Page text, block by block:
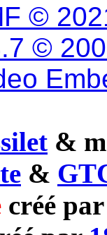
©
©
&
&
créé